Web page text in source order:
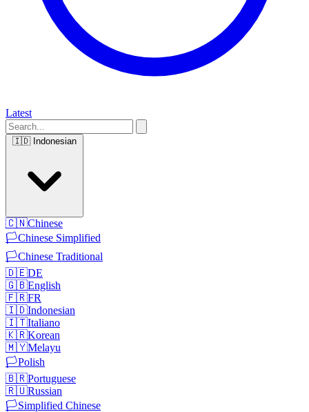
Latest
🇮🇩 Indonesian
🇨🇳Chinese
🏳️Chinese Simplified
🏳️Chinese Traditional
🇩🇪DE
🇬🇧English
🇫🇷FR
🇮🇩Indonesian
🇮🇹Italiano
🇰🇷Korean
🇲🇾Melayu
🏳️Polish
🇧🇷Portuguese
🇷🇺Russian
🏳️Simplified Chinese